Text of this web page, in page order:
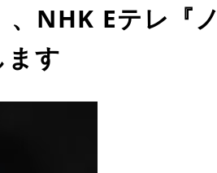
、NHK Eテレ『
ます